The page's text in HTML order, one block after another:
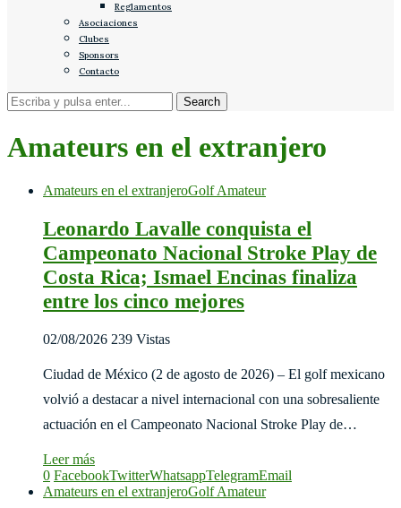
Reglamentos
Asociaciones
Clubes
Sponsors
Contacto
Amateurs en el extranjero
Amateurs en el extranjeroGolf Amateur
Leonardo Lavalle conquista el
Campeonato Nacional Stroke Play de
Costa Rica; Ismael Encinas finaliza
entre los cinco mejores
02/08/2026 239 Vistas
Ciudad de México (2 de agosto de 2026) – El golf mexicano
volvió a destacar a nivel internacional con una sobresaliente
actuación en el Campeonato Nacional Stroke Play de…
Leer más
0 FacebookTwitterWhatsappTelegramEmail
Amateurs en el extranjeroGolf Amateur